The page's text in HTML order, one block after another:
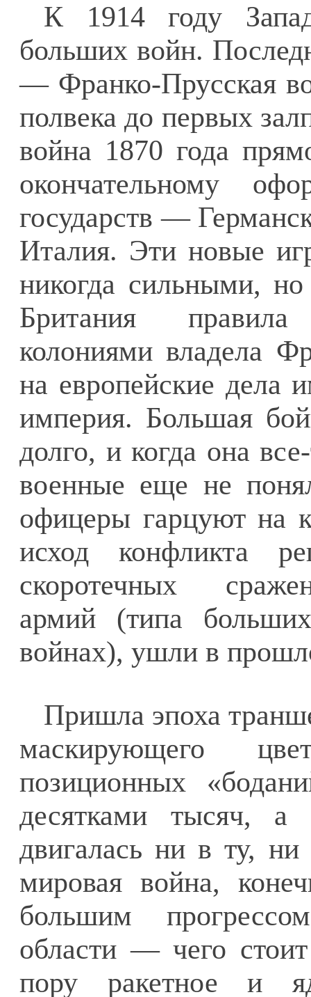
К 1914 году
больших войн.
— Франко-Прусская
полвека до первых
война 1870 года
окончательному
государств —
Италия. Эти новые
никогда сильными,
Британия
колониями владела
на европейские дела
империя. Большая
долго, и когда она
военные еще не
офицеры гарцуют на
исход конфликта
скоротечных
армий (типа
войнах), ушли в
Пришла эпоха
маскирующего
позиционных
десятками тысяч,
двигалась ни в ту,
мировая война,
большим
области — чего
пору ракетное и